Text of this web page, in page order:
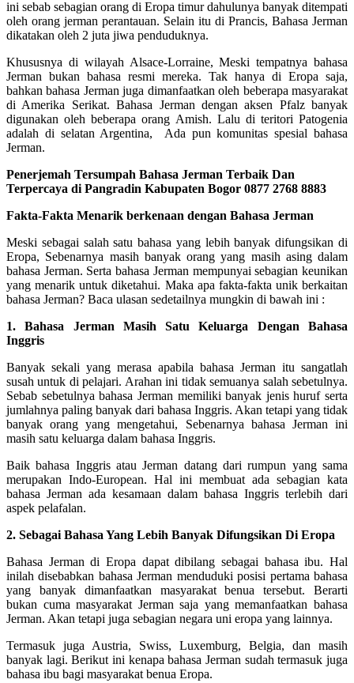
ini sebab sebagian orang di Eropa timur dahulunya banyak ditempati
oleh orang jerman perantauan. Selain itu di Prancis, Bahasa Jerman
dikatakan oleh 2 juta jiwa penduduknya.
Khususnya di wilayah Alsace-Lorraine, Meski tempatnya bahasa
Jerman bukan bahasa resmi mereka. Tak hanya di Eropa saja,
bahkan bahasa Jerman juga dimanfaatkan oleh beberapa masyarakat
di Amerika Serikat. Bahasa Jerman dengan aksen Pfalz banyak
digunakan oleh beberapa orang Amish. Lalu di teritori Patogenia
adalah di selatan Argentina, Ada pun komunitas spesial bahasa
Jerman.
Penerjemah Tersumpah Bahasa Jerman Terbaik Dan
Terpercaya di Pangradin Kabupaten Bogor 0877 2768 8883
Fakta-Fakta Menarik berkenaan dengan Bahasa Jerman
Meski sebagai salah satu bahasa yang lebih banyak difungsikan di
Eropa, Sebenarnya masih banyak orang yang masih asing dalam
bahasa Jerman. Serta bahasa Jerman mempunyai sebagian keunikan
yang menarik untuk diketahui. Maka apa fakta-fakta unik berkaitan
bahasa Jerman? Baca ulasan sedetailnya mungkin di bawah ini :
1. Bahasa Jerman Masih Satu Keluarga Dengan Bahasa
Inggris
Banyak sekali yang merasa apabila bahasa Jerman itu sangatlah
susah untuk di pelajari. Arahan ini tidak semuanya salah sebetulnya.
Sebab sebetulnya bahasa Jerman memiliki banyak jenis huruf serta
jumlahnya paling banyak dari bahasa Inggris. Akan tetapi yang tidak
banyak orang yang mengetahui, Sebenarnya bahasa Jerman ini
masih satu keluarga dalam bahasa Inggris.
Baik bahasa Inggris atau Jerman datang dari rumpun yang sama
merupakan Indo-European. Hal ini membuat ada sebagian kata
bahasa Jerman ada kesamaan dalam bahasa Inggris terlebih dari
aspek pelafalan.
2. Sebagai Bahasa Yang Lebih Banyak Difungsikan Di Eropa
Bahasa Jerman di Eropa dapat dibilang sebagai bahasa ibu. Hal
inilah disebabkan bahasa Jerman menduduki posisi pertama bahasa
yang banyak dimanfaatkan masyarakat benua tersebut. Berarti
bukan cuma masyarakat Jerman saja yang memanfaatkan bahasa
Jerman. Akan tetapi juga sebagian negara uni eropa yang lainnya.
Termasuk juga Austria, Swiss, Luxemburg, Belgia, dan masih
banyak lagi. Berikut ini kenapa bahasa Jerman sudah termasuk juga
bahasa ibu bagi masyarakat benua Eropa.